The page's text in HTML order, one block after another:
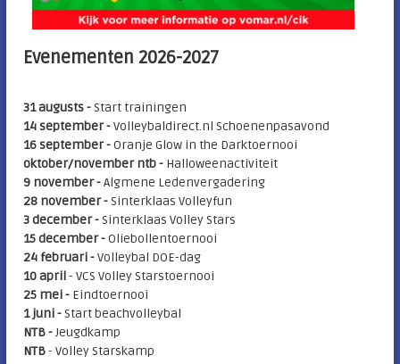
Evenementen 2026-2027
31 augusts -Start trainingen
14 september -Volleybaldirect.nl Schoenenpasavond
16 september -Oranje Glow in the Darktoernooi
oktober/november ntb - Halloweenactiviteit
9 november -Algmene Ledenvergadering
28 november -Sinterklaas Volleyfun
3 december -Sinterklaas Volley Stars
15 december -Oliebollentoernooi
24 februari -Volleybal DOE-dag
10 april- VCS Volley Starstoernooi
25 mei- Eindtoernooi
1 juni -Start beachvolleybal
NTB -Jeugdkamp
NTB- Volley Starskamp